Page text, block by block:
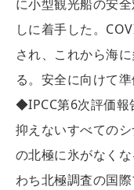
に小型観光船の安
しに着手した。
され、これから海
る。安全に向けて
◆IPCC第6次評価報
抑えないすべての
の北極に氷がなく
わち北極調査の国